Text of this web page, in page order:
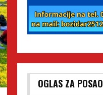
OGLAS ZA POSAO